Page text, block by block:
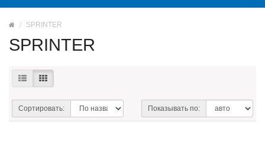
SPRINTER
SPRINTER
Сортировать: Показывать по: